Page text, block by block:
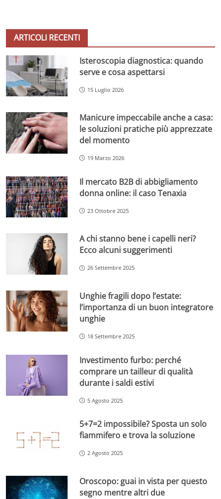
ARTICOLI RECENTI
Isteroscopia diagnostica: quando
serve e cosa aspettarsi
15 Luglio 2026
Manicure impeccabile anche a casa:
le soluzioni pratiche più apprezzate
del momento
19 Marzo 2026
Il mercato B2B di abbigliamento
donna online: il caso Tenaxia
23 Ottobre 2025
A chi stanno bene i capelli neri?
Ecco alcuni suggerimenti
26 Settembre 2025
Unghie fragili dopo l’estate:
l’importanza di un buon integratore
unghie
18 Settembre 2025
Investimento furbo: perché
comprare un tailleur di qualità
durante i saldi estivi
5 Agosto 2025
5+7=2 impossibile? Sposta un solo
fiammifero e trova la soluzione
2 Agosto 2025
Oroscopo: guai in vista per questo
segno mentre altri due